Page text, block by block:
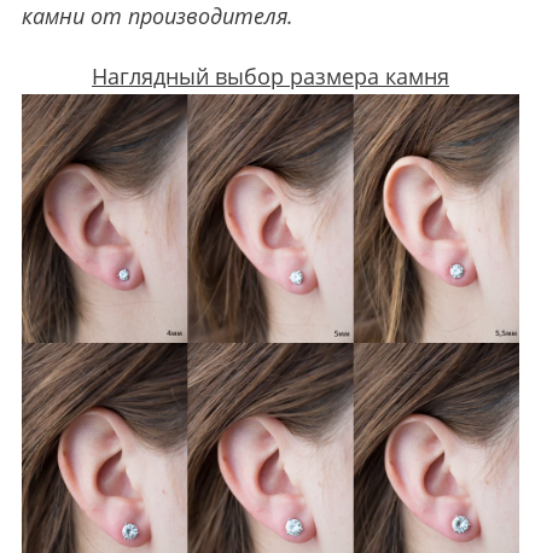
камни от производителя.
Наглядный выбор размера камня